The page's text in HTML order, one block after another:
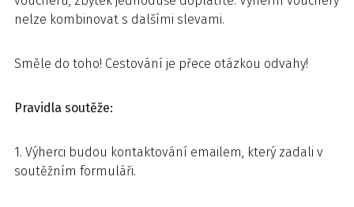
nelze kombinovat s dalšími slevami.
Směle do toho! Cestování je přece otázkou odvahy!
Pravidla soutěže:
1. Výherci budou kontaktování emailem, který zadali v
soutěžním formuláři.